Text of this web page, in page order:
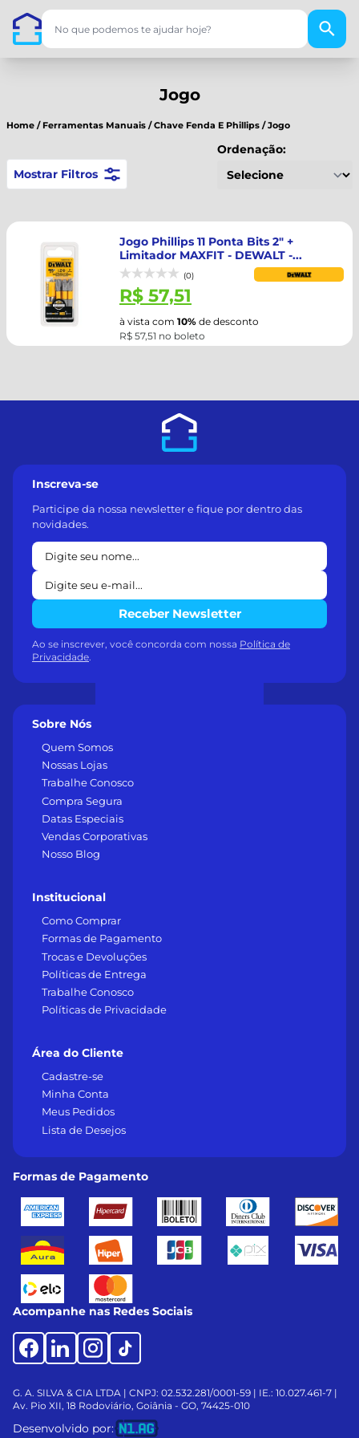
Jogo
Home / Ferramentas Manuais /Chave Fenda E Phillips /Jogo
Mostrar Filtros
Ordenação:
Jogo Phillips 11 Ponta Bits 2" +
Limitador MAXFIT - DEWALT -...
(0)
R$ 57,51
à vista com 10% de desconto
R$ 57,51 no boleto
Sobre Nós
Quem Somos
Nossas Lojas
Trabalhe Conosco
Compra Segura
Datas Especiais
Vendas Corporativas
Nosso Blog
Institucional
Como Comprar
Formas de Pagamento
Trocas e Devoluções
Políticas de Entrega
Trabalhe Conosco
Políticas de Privacidade
Área do Cliente
Cadastre-se
Minha Conta
Meus Pedidos
Lista de Desejos
Inscreva-se
Participe da nossa newsletter e fique por dentro das
novidades.
Receber Newsletter
Ao se inscrever, você concorda com nossa Política de
Privacidade.
Formas de Pagamento
Acompanhe nas Redes Sociais
G. A. SILVA & CIA LTDA | CNPJ: 02.532.281/0001-59 | IE.: 10.027.461-7 |
Av. Pio XII, 18 Rodoviário, Goiânia - GO, 74425-010
Desenvolvido por: